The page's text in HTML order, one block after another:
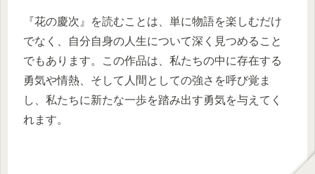
『花の慶次』を読むことは、単に物語を楽しむだけ
でなく、自分自身の人生について深く見つめること
でもあります。この作品は、私たちの中に存在する
勇気や情熱、そして人間としての強さを呼び覚ま
し、私たちに新たな一歩を踏み出す勇気を与えてく
れます。